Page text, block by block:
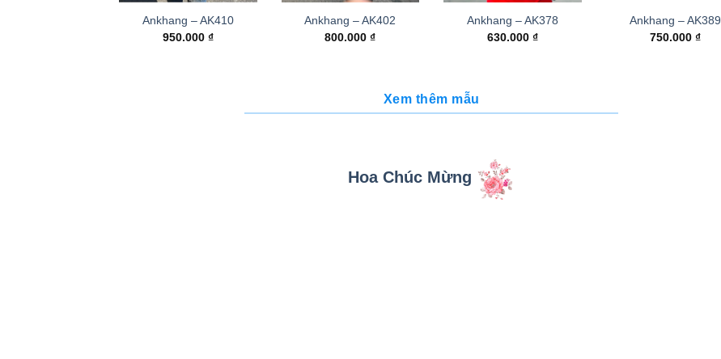
Ankhang – AK410
950.000 ₫
Ankhang – AK402
800.000₫
Ankhang – AK378
630.000₫
Ankhang – AK389
750.000 ₫
Xem thêm mẫu
Hoa Chúc Mừng